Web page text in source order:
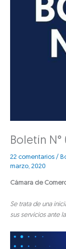
Boletín N°
22 comentarios /
marzo, 2020
Cámara de
Se trata de una
sus servicios ante